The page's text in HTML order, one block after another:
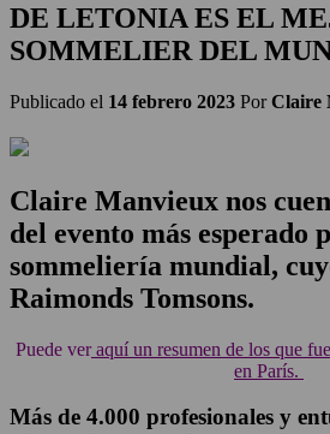
DE LETONIA ES EL
SOMMELIER DEL
Publicado el 14 febrero 2023 PorClaire
Claire Manvieux nos
del evento más esperado
sommeliería mundial,
Raimonds Tomsons.
Puede veraquí un resumen de los que
en París.
Más de 4.000 profesionales y